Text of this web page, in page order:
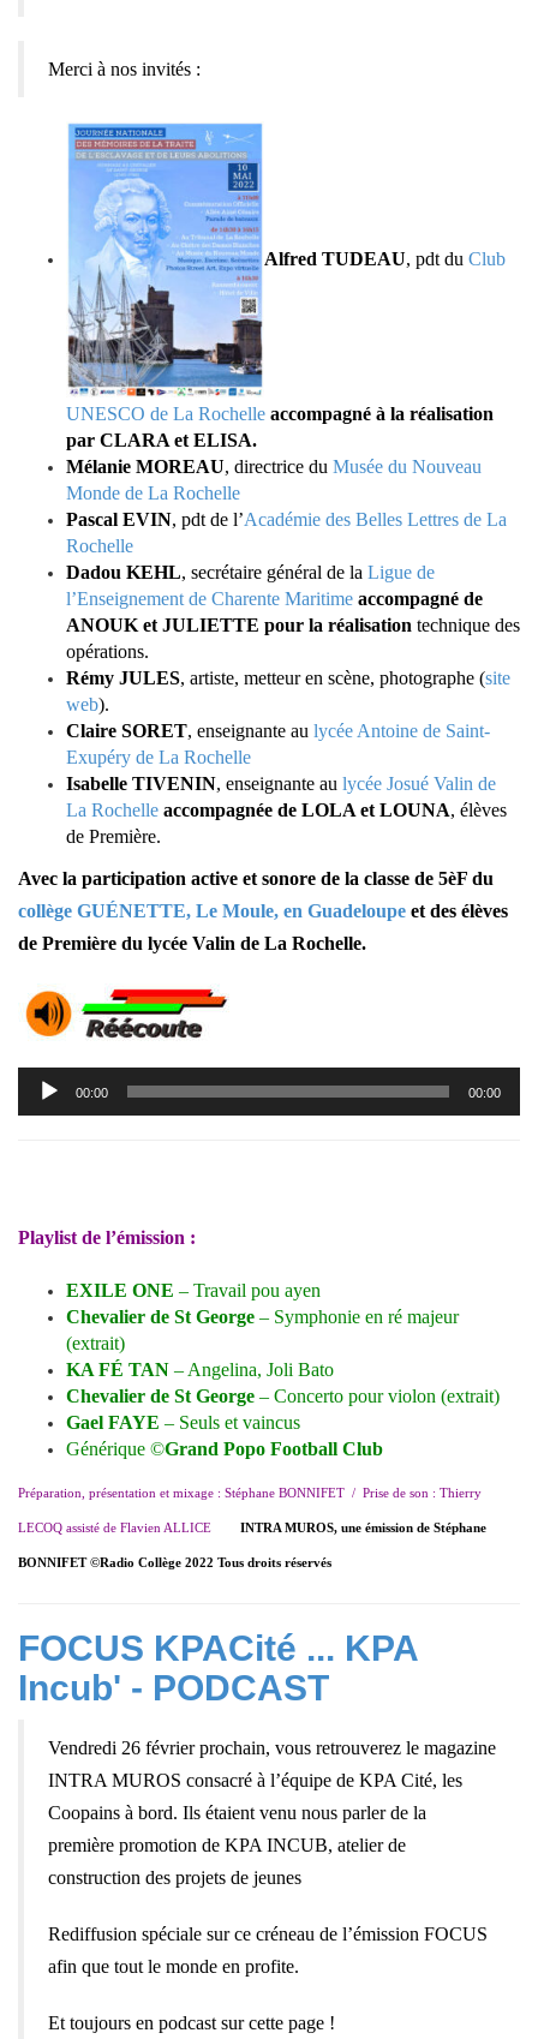
Merci à nos invités :
Alfred TUDEAU, pdt du Club
UNESCO de La Rochelle accompagné à la réalisation
par CLARA et ELISA.
Mélanie MOREAU, directrice du Musée du Nouveau
Monde de La Rochelle
Pascal EVIN, pdt de l’Académie des Belles Lettres de La
Rochelle
Dadou KEHL, secrétaire général de la Ligue de
l’Enseignement de Charente Maritime accompagné de
ANOUK et JULIETTE pour la réalisation technique des
opérations.
Rémy JULES, artiste, metteur en scène, photographe (site
web).
Claire SORET, enseignante au lycée Antoine de Saint-
Exupéry de La Rochelle
Isabelle TIVENIN, enseignante au lycée Josué Valin de
La Rochelle accompagnée de LOLA et LOUNA, élèves
de Première.
Avec la participation active et sonore de la classe de 5èF du
collège GUÉNETTE, Le Moule, en Guadeloupe et des élèves
de Première du lycée Valin de La Rochelle.
Lecteur
audio
00:00 00:00
Playlist de l’émission :
EXILE ONE – Travail pou ayen
Chevalier de St George – Symphonie en ré majeur
(extrait)
KA FÉ TAN – Angelina, Joli Bato
Chevalier de St George – Concerto pour violon (extrait)
Gael FAYE – Seuls et vaincus
Générique ©Grand Popo Football Club
Préparation, présentation et mixage : Stéphane BONNIFET / Prise de son : Thierry
LECOQ assisté de Flavien ALLICE INTRA MUROS, une émission de Stéphane
BONNIFET ©Radio Collège 2022 Tous droits réservés
FOCUS KPACité ... KPA
Incub' - PODCAST
Vendredi 26 février prochain, vous retrouverez le magazine
INTRA MUROS consacré à l’équipe de KPA Cité, les
Coopains à bord. Ils étaient venu nous parler de la
première promotion de KPA INCUB, atelier de
construction des projets de jeunes
Rediffusion spéciale sur ce créneau de l’émission FOCUS
afin que tout le monde en profite.
Et toujours en podcast sur cette page !